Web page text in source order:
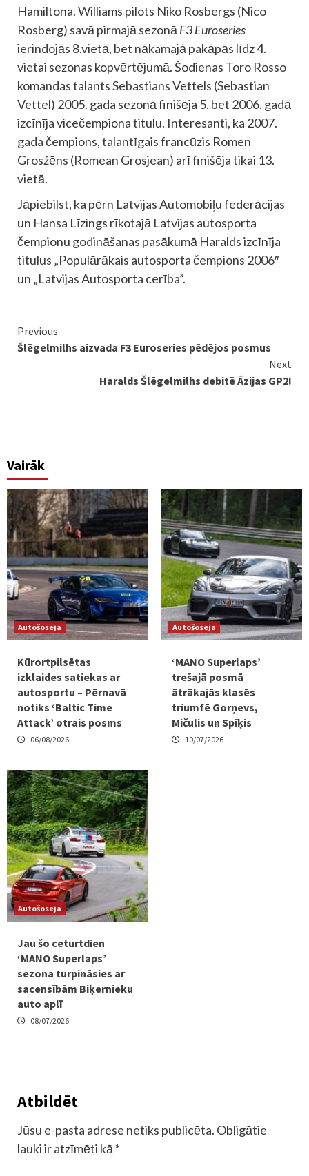
Hamiltona. Williams pilots Niko Rosbergs (Nico
Rosberg) savā pirmajā sezonā F3 Euroseries
ierindojās 8.vietā, bet nākamajā pakāpās līdz 4.
vietai sezonas kopvērtējumā. Šodienas Toro Rosso
komandas talants Sebastians Vettels (Sebastian
Vettel) 2005. gada sezonā finišēja 5. bet 2006. gadā
izcīnīja vicečempiona titulu. Interesanti, ka 2007.
gada čempions, talantīgais francūzis Romen
Grosžēns (Romean Grosjean) arī finišēja tikai 13.
vietā.
Jāpiebilst, ka pērn Latvijas Automobiļu federācijas
un Hansa Līzings rīkotajā Latvijas autosporta
čempionu godināšanas pasākumā Haralds izcīnīja
titulus „Populārākais autosporta čempions 2006″
un „Latvijas Autosporta cerība”.
Continue
Reading
Previous
Šlēgelmilhs aizvada F3 Euroseries pēdējos posmus
Next
Haralds Šlēgelmilhs debitē Āzijas GP2!
Vairāk
Autošoseja
Kūrortpilsētas
izklaides satiekas ar
autosportu – Pērnavā
notiks ‘Baltic Time
Attack’ otrais posms
06/08/2026
Autošoseja
‘MANO Superlaps’
trešajā posmā
ātrākajās klasēs
triumfē Gorņevs,
Mičulis un Spīķis
10/07/2026
Autošoseja
Jau šo ceturtdien
‘MANO Superlaps’
sezona turpināsies ar
sacensībām Biķernieku
auto aplī
08/07/2026
Atbildēt
Jūsu e-pasta adrese netiks publicēta. Obligātie
lauki ir atzīmēti kā *